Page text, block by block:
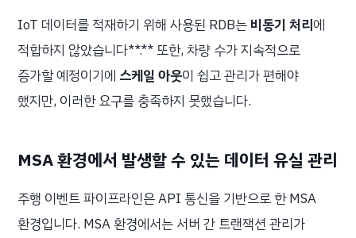
IoT 데이터를 적재하기 위해 사용된 RDB는 비동기 처리에
적합하지 않았습니다**.** 또한, 차량 수가 지속적으로
증가할 예정이기에 스케일 아웃이 쉽고 관리가 편해야
했지만, 이러한 요구를 충족하지 못했습니다.
MSA 환경에서 발생할 수 있는 데이터 유실 관리
주행 이벤트 파이프라인은 API 통신을 기반으로 한 MSA
환경입니다. MSA 환경에서는 서버 간 트랜잭션 관리가